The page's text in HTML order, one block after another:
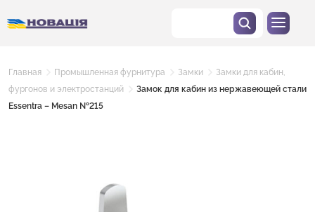
Главная Промышленная фурнитура Замки
Замки для кабин,
фургонов и электростанций
Замок для кабин из нержавеющей стали
Essentra – Mesan №215